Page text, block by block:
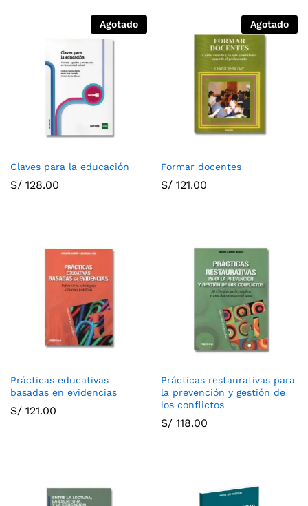
Agotado
Claves para la educación
S/ 128.00
Agotado
Formar docentes
S/ 121.00
Prácticas educativas
basadas en evidencias
S/ 121.00
Prácticas restaurativas para
la prevención y gestión de
los conflictos
S/ 118.00